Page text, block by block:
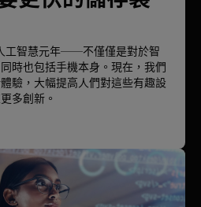
工智慧元年──不僅僅是對於智
時也包括手機本身。現在，我們
驗，大幅提高人們對這些有趣設
多創新。